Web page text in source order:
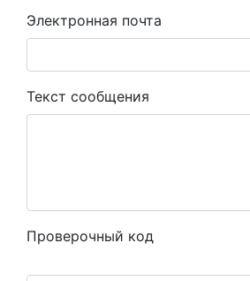
Электронная почта
Текст сообщения
Проверочный код